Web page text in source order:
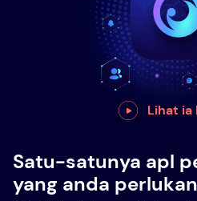
Lihat ia
Satu-satunya apl
yang anda